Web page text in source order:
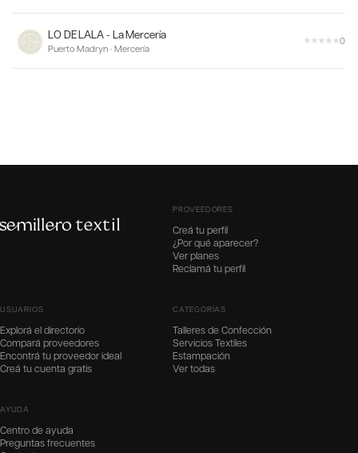
LO DE LALA - La Mercería
Puerto Madryn · Mercería
0
PROVEEDORES
Creá tu perfil
¿Por qué aparecer?
Ver planes
Reclamá tu perfil
USUARIOS
Explorá el directorio
Compará proveedores
Encontrá tu proveedor ideal
Creá tu cuenta gratis
CATEGORÍAS
Talleres de Confección
Servicios Textiles
Estampación
Ver todas
AYUDA
Centro de ayuda
Preguntas frecuentes